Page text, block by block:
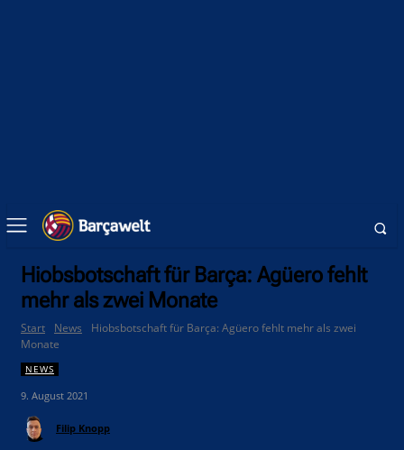
Hiobsbotschaft für Barça: Agüero fehlt
mehr als zwei Monate
Start News
Hiobsbotschaft für Barça: Agüero fehlt mehr als zwei
Monate
NEWS
9. August 2021
Filip Knopp